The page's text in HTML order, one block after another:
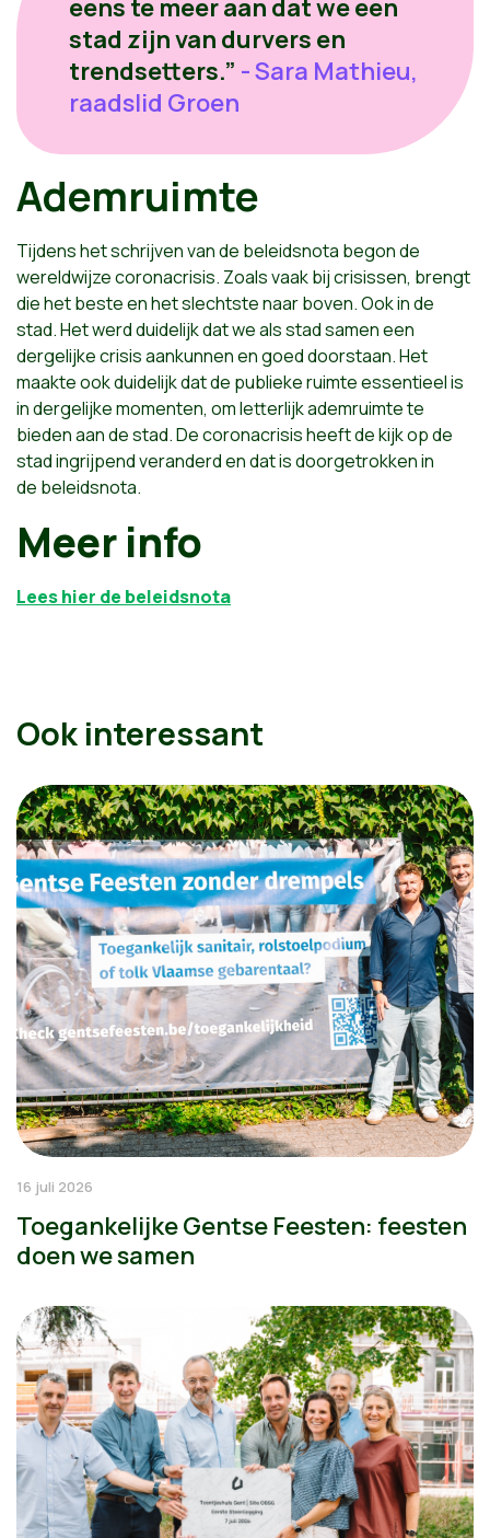
eens te meer aan dat we een
stad zijn van durvers en
trendsetters.” - Sara Mathieu,
raadslid Groen
Ademruimte
Tijdens het schrijven van de beleidsnota begon de
wereldwijze coronacrisis. Zoals vaak bij crisissen, brengt
die het beste en het slechtste naar boven. Ook in de
stad. Het werd duidelijk dat we als stad samen een
dergelijke crisis aankunnen en goed doorstaan. Het
maakte ook duidelijk dat de publieke ruimte essentieel is
in dergelijke momenten, om letterlijk ademruimte te
bieden aan de stad. De coronacrisis heeft de kijk op de
stad ingrijpend veranderd en dat is doorgetrokken in
de beleidsnota.
Meer info
Lees hier de beleidsnota
Ook interessant
16 juli 2026
Toegankelijke Gentse Feesten: feesten
doen we samen